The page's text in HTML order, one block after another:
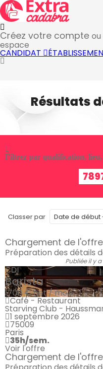
Créez votre compte
espace
CANDIDAT
Résultats
Filtrez par qualification,
Classer par
Chargement de
Préparation des détails
Publiée il y a
CDI
Barista
1700 €net / mois
Café - Restaurant
Starving Club -
1 septembre 2026
75009
Paris
35h/sem.
Voir l'offre
Chargement de